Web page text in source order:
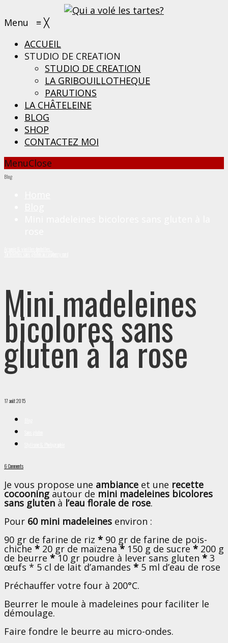
Menu ≡ ╳
ACCUEIL
STUDIO DE CREATION
STUDIO DE CREATION
LA GRIBOUILLOTHEQUE
PARUTIONS
LA CHÂTELEINE
BLOG
SHOP
CONTACTEZ MOI
MenuClose
Blog
Mini madeleines
bicolores sans
gluten à la rose
17 août 2015
6 Comments
Je vous propose une ambiance et une recette
cocooning autour de mini madeleines bicolores
sans gluten à l’eau florale de rose.
Pour 60 mini madeleines environ :
90 gr de farine de riz * 90 gr de farine de pois-
chiche * 20 gr de maïzena* 150 g de sucre * 200 g
de beurre *10 gr poudre à lever sans gluten * 3
œufs * 5 cl de lait d’amandes * 5 ml d’eau de rose
Préchauffer votre four à 200°C.
Beurrer le moule à madeleines pour faciliter le
démoulage.
Faire fondre le beurre au micro-ondes.